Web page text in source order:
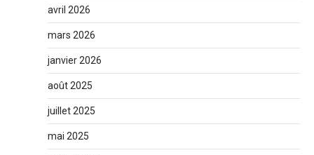
avril 2026
mars 2026
janvier 2026
août 2025
juillet 2025
mai 2025